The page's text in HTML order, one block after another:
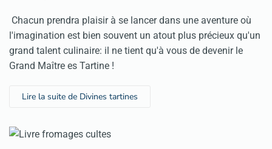
Chacun prendra plaisir à se lancer dans une aventure où
l'imagination est bien souvent un atout plus précieux qu'un
grand talent culinaire: il ne tient qu'à vous de devenir le
Grand Maître es Tartine !
Lire la suite de Divines tartines